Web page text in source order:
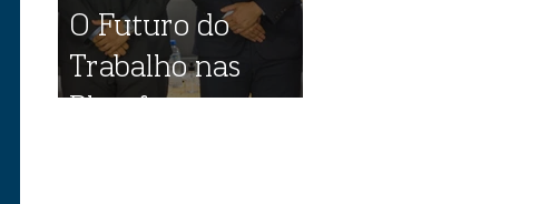
O Futuro do
Trabalho nas
Plataformas